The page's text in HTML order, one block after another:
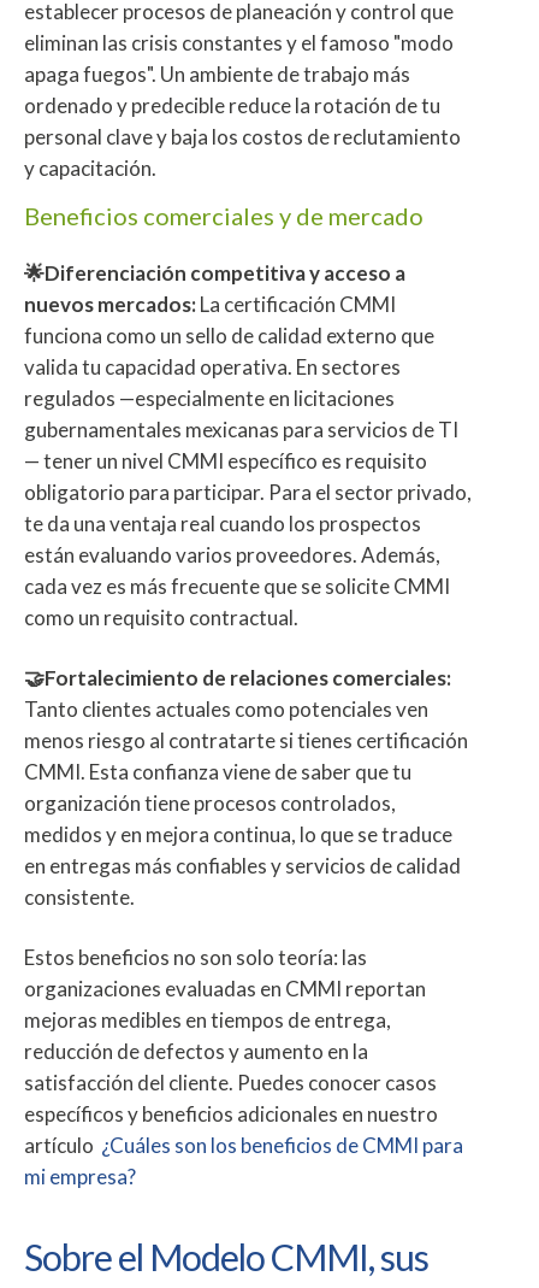
establecer procesos de planeación y control que
eliminan las crisis constantes y el famoso "modo
apaga fuegos". Un ambiente de trabajo más
ordenado y predecible reduce la rotación de tu
personal clave y baja los costos de reclutamiento
y capacitación.
Beneficios comerciales y de mercado
🌟Diferenciación competitiva y acceso a
nuevos mercados:La certificación CMMI
funciona como un sello de calidad externo que
valida tu capacidad operativa. En sectores
regulados —especialmente en licitaciones
gubernamentales mexicanas para servicios de TI
— tener un nivel CMMI específico es requisito
obligatorio para participar. Para el sector privado,
te da una ventaja real cuando los prospectos
están evaluando varios proveedores. Además,
cada vez es más frecuente que se solicite CMMI
como un requisito contractual.
🤝Fortalecimiento de relaciones comerciales:
Tanto clientes actuales como potenciales ven
menos riesgo al contratarte si tienes certificación
CMMI. Esta confianza viene de saber que tu
organización tiene procesos controlados,
medidos y en mejora continua, lo que se traduce
en entregas más confiables y servicios de calidad
consistente.
Estos beneficios no son solo teoría: las
organizaciones evaluadas en CMMI reportan
mejoras medibles en tiempos de entrega,
reducción de defectos y aumento en la
satisfacción del cliente. Puedes conocer casos
específicos y beneficios adicionales en nuestro
artículo ¿Cuáles son los beneficios de CMMI para
mi empresa?
Sobre el Modelo CMMI, sus